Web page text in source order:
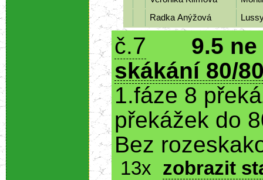
Radka Anýžová
č.7
9.5 ne
skákání 80/
1.fáze 8
překážek do
Bez
13x zobrazit